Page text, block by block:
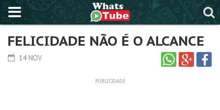
FELICIDADE NÃO É O ALCANCE
14 NOV
PUBLICIDADE